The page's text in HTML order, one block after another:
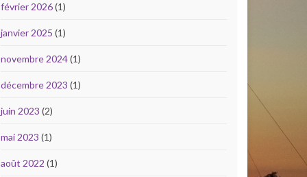
février 2026(1)
janvier 2025 (1)
novembre 2024(1)
décembre 2023 (1)
juin 2023 (2)
mai 2023 (1)
août 2022 (1)